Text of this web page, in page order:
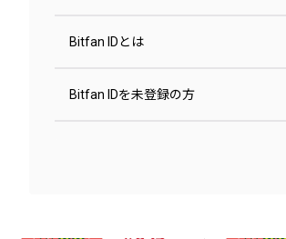
Bitfan IDとは
Bitfan IDを未登録の方